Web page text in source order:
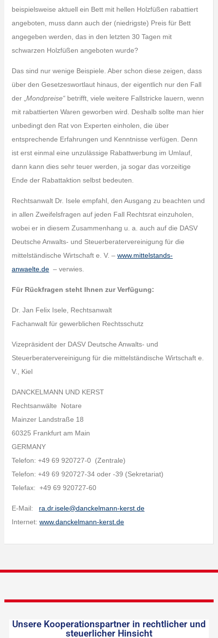
beispielsweise aktuell ein Bett mit hellen Holzfüßen rabattiert
angeboten, muss dann auch der (niedrigste) Preis für Bett
angegeben werden, das in den letzten 30 Tagen mit
schwarzen Holzfüßen angeboten wurde?
Das sind nur wenige Beispiele. Aber schon diese zeigen, dass
über den Gesetzeswortlaut hinaus, der eigentlich nur den Fall
der „ Mondpreise“betrifft, viele weitere Fallstricke lauern, wenn
mit rabattierten Waren geworben wird. Deshalb sollte man hier
unbedingt den Rat von Experten einholen, die über
entsprechende Erfahrungen und Kenntnisse verfügen. Denn
ist erst einmal eine unzulässige Rabattwerbung im Umlauf,
dann kann dies sehr teuer werden, ja sogar das vorzeitige
Ende der Rabattaktion selbst bedeuten.
Rechtsanwalt Dr. Isele empfahl, den Ausgang zu beachten und
in allen Zweifelsfragen auf jeden Fall Rechtsrat einzuholen,
wobei er in diesem Zusammenhang u. a. auch auf die DASV
Deutsche Anwalts- und Steuerberatervereinigung für die
mittelständische Wirtschaft e. V. – www.mittelstands-
anwaelte.de– verwies.
Für Rückfragen steht Ihnen zur Verfügung:
Dr. Jan Felix Isele, Rechtsanwalt
Fachanwalt für gewerblichen Rechtsschutz
Vizepräsident der DASV Deutsche Anwalts- und
Steuerberatervereinigung für die mittelständische Wirtschaft e.
V., Kiel
DANCKELMANN UND KERST
Rechtsanwälte Notare
Mainzer Landstraße 18
60325 Frankfurt am Main
GERMANY
Telefon: +49 69 920727-0 (Zentrale)
Telefon: +49 69 920727-34 oder -39 (Sekretariat)
Telefax: +49 69 920727-60
E-Mail: ra.dr.isele@danckelmann-kerst.de
Internet: www.danckelmann-kerst.de
Unsere Kooperationspartner in rechtlicher und
steuerlicher Hinsicht